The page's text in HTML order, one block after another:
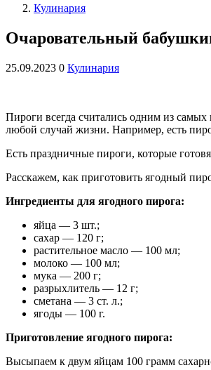
Кулинария
Очаровательный
25.09.2023 0 Кулинария
Пироги всегда считались одним из
любой случай жизни. Например, есть
Есть праздничные пироги, которые
Расскажем, как приготовить ягодный
Ингредиенты для ягодного пирога:
яйца — 3 шт.;
сахар — 120 г;
растительное масло — 100 мл;
молоко — 100 мл;
мука — 200 г;
разрыхлитель — 12 г;
сметана — 3 ст. л.;
ягоды — 100 г.
Приготовление ягодного пирога:
Высыпаем к двум яйцам 100 грамм